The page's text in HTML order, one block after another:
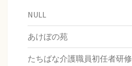
NULL
あけぼの苑
たちばな介護職員初任者研修